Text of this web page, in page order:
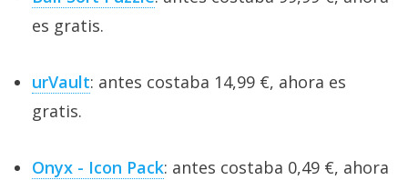
es gratis.
urVault: antes costaba 14,99 €, ahora es
gratis.
Onyx - Icon Pack: antes costaba 0,49 €, ahora